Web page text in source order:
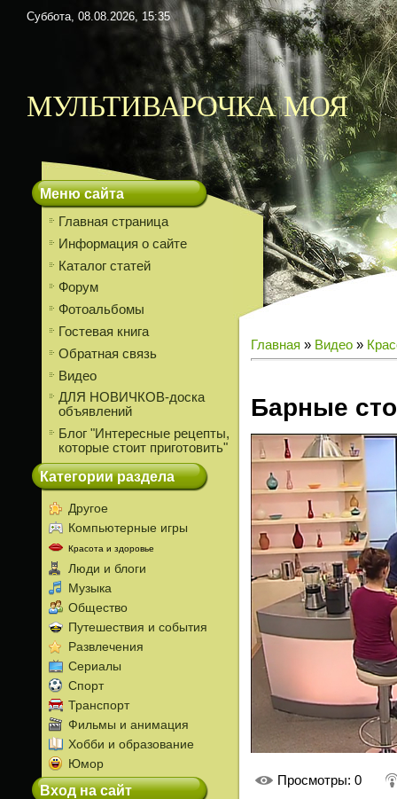
Суббота, 08.08.2026, 15:35
МУЛЬТИВАРОЧКА МОЯ
Меню сайта
Главная страница
Информация о сайте
Каталог статей
Форум
Фотоальбомы
Гостевая книга
Обратная связь
Видео
ДЛЯ НОВИЧКОВ-доска
объявлений
Блог "Интересные рецепты,
которые стоит приготовить"
Категории раздела
Другое
Компьютерные игры
Красота и здоровье
Люди и блоги
Музыка
Общество
Путешествия и события
Развлечения
Сериалы
Спорт
Транспорт
Фильмы и анимация
Хобби и образование
Юмор
Вход на сайт
Главная » Видео »
Барные
Просмотры: 0